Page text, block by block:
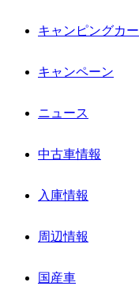
キャンピングカー
キャンペーン
ニュース
中古車情報
入庫情報
周辺情報
国産車